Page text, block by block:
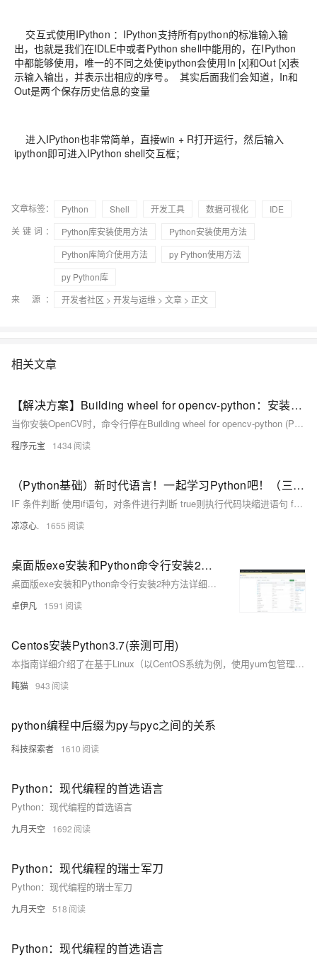
交互式使用IPython ：IPython支持所有python的标准输入输
出，也就是我们在IDLE中或者Python shell中能用的，在IPython
中都能够使用，唯一的不同之处使ipython会使用In [x]和Out [x]表
示输入输出，并表示出相应的序号。 其实后面我们会知道，In和
Out是两个保存历史信息的变量
进入IPython也非常简单，直接win + R打开运行，然后输入
ipython即可进入IPython shell交互框；
文章标签： Python Shell 开发工具 数据可视化
IDE
关键词：
Python库安装使用方法
Python安装使用方法
Python库简介使用方法
py Python使用方法
py Python库
来 源：
开发者社区 > 开发与运维 > 文章 > 正文
相关文章
【解决方案】Building wheel for opencv-python：安装卡顿的原因与解决方案
当你安装OpenCV时，命令行停在Building wheel for opencv-python (PEP 517) ... -似乎卡住了。这并非程序假死，而是其编译耗时巨大。本文将揭示原因，并提供优化安装体验的实用方法。
程序元宝 1434
（Python基础）新时代语言！一起学习Python吧！（三）：IF条件判断和match匹配；Python中的循环：for...in、while循环；循环操作关键字；Python函数使用方法
IF 条件判断 使用if语句，对条件进行判断 true则执行代码块缩进语句 false则不执行代码块缩进语句，如果有else 或 elif 则进入相应的规则中执行
凉凉心. 1655
桌面版exe安装和Python命令行安装2种方法详细讲解图片去水印AI源码私有化部署Lama-Cleaner安装使用方法-优雅草卓伊凡
桌面版exe安装和Python命令行安装2种方法详细讲解图片去水印AI源码私有化部署Lama-Cleaner安装使用方法-优雅草卓伊凡
卓伊凡 1591
Centos安装Python3.7(亲测可用)
本指南详细介绍了在基于Linux（以CentOS系统为例，使用yum包管理器）的系统上安装Python 3.7版本的完整流程。Python是一种广泛使用的高级编程语言，在各种领域如软件开发、数据分析、人工智能和区块链开发等都有着重要的应用。
盹猫 943
python编程中后缀为py与pyc之间的关系
科技探索者 1610
Python：现代编程的首选语言
Python：现代编程的首选语言
九月天空 1692
Python：现代编程的瑞士军刀
Python：现代编程的瑞士军刀
九月天空 518
Python：现代编程的首选语言